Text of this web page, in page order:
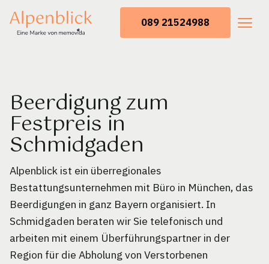
089 21524988
Beerdigung zum
Festpreis in
Schmidgaden
Alpenblick ist ein überregionales
Bestattungsunternehmen mit Büro in München, das
Beerdigungen in ganz Bayern organisiert. In
Schmidgaden beraten wir Sie telefonisch und
arbeiten mit einem Überführungspartner in der
Region für die Abholung von Verstorbenen